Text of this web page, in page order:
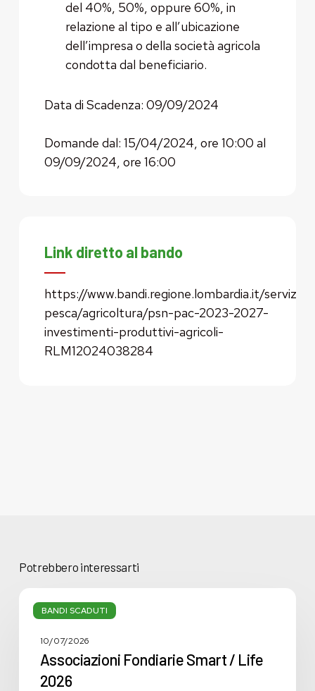
del 40%, 50%, oppure 60%, in
relazione al tipo e all’ubicazione
dell’impresa o della società agricola
condotta dal beneficiario.
Data di Scadenza: 09/09/2024
Domande dal: 15/04/2024, ore 10:00 al
09/09/2024, ore 16:00
Link diretto al bando
https://www.bandi.regione.lombardia.it/
pesca/agricoltura/psn-pac-2023-2027-
investimenti-produttivi-agricoli-
RLM12024038284
Potrebbero interessarti
BANDI SCADUTI
Fondiarie
2026
10/07/2026
Associazioni Fondiarie Smart / Life
2026